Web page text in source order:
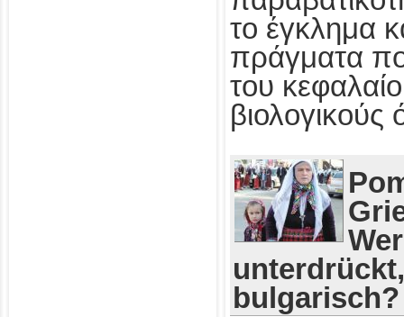
το έγκλημα
πράγματα
του
βιολογικούς
bulgarisch?